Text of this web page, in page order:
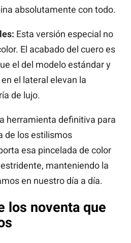
absolutamente con todo.
Esta versión especial no
El acabado del cuero es
el del modelo estándar y
el lateral elevan la
de lujo.
herramienta definitiva para
de los estilismos
esa pincelada de color
manteniendo la
en nuestro día a día.
los noventa que